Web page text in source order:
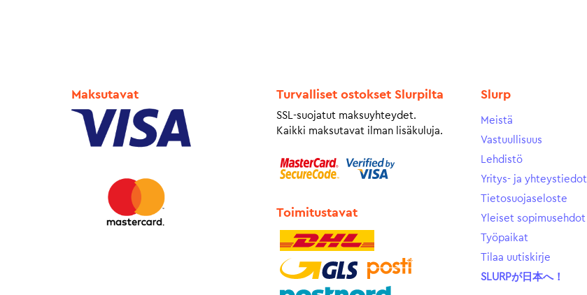
Maksutavat Turvalliset ostokset Slurpilta
SSL-suojatut maksuyhteydet.
Kaikki maksutavat ilman lisäkuluja.
Toimitustavat
Slurp
Meistä
Vastuullisuus
Lehdistö
Yritys- ja yhteystiedot
Tietosuojaseloste
Yleiset sopimusehdot
Työpaikat
Tilaa uutiskirje
SLURPが日本へ！